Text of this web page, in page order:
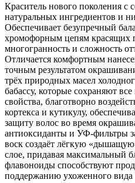
Краситель нового поколения с
натуральных ингредиентов и
Обеспечивает безупречный
хромофорным цепям красящих
многогранность и сложность
Отличается комфортным
точным результатом
трёх природных масел
бабассу, которые сохраняют
свойства, благотворно
кортекса и кутикулу,
защиту волос во время
антиоксиданты и УФ-фильтры
воск создаёт лёгкую
слое, придавая максимальный
флавоноиды способствуют
поддержанию ухоженного вида